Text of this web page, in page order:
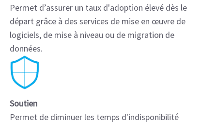
Permet d’assurer un taux d'adoption élevé dès le
départ grâce à des services de mise en œuvre de
logiciels, de mise à niveau ou de migration de
données.
Soutien
Permet de diminuer les temps d'indisponibilité